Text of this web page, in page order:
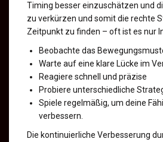
Timing besser einzuschätzen und
zu verkürzen und somit die rechte
Zeitpunkt zu finden – oft ist es nur
Beobachte das
Warte auf eine klare Lücke im
Reagiere schnell und präzise
Probiere unterschiedliche
Spiele regelmäßig, um deine
verbessern.
Die kontinuierliche Verbesserung